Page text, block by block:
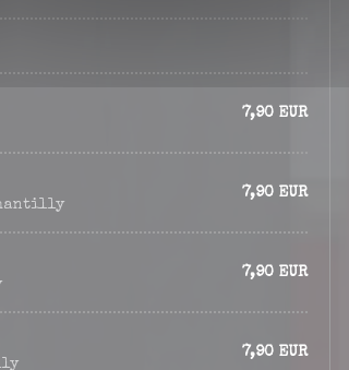
7,90 EUR
7,90 EUR
7,90 EUR
7,90 EUR